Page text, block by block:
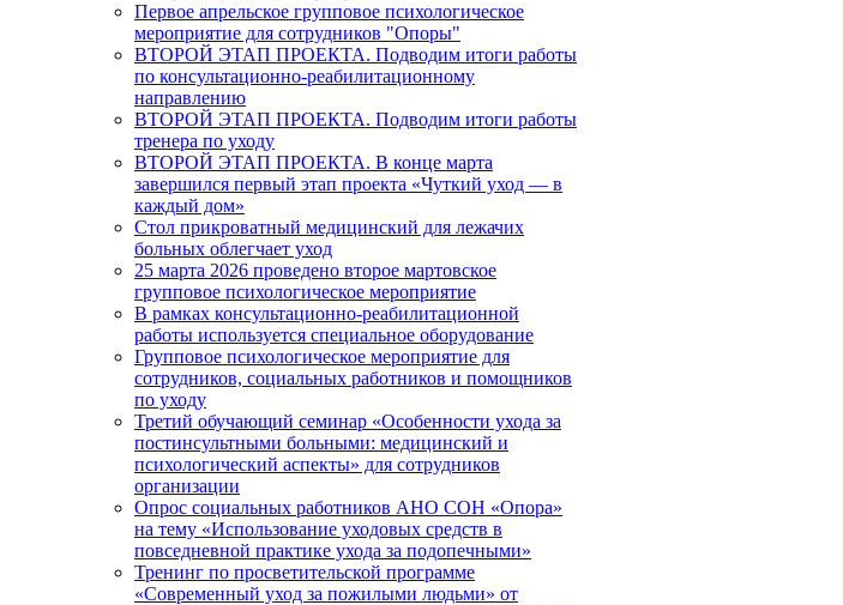
Первое апрельское групповое психологическое
мероприятие для сотрудников "Опоры"
ВТОРОЙ ЭТАП ПРОЕКТА. Подводим итоги работы
по консультационно-реабилитационному
направлению
ВТОРОЙ ЭТАП ПРОЕКТА. Подводим итоги работы
тренера по уходу
ВТОРОЙ ЭТАП ПРОЕКТА. В конце марта
завершился первый этап проекта «Чуткий уход — в
каждый дом»
Стол прикроватный медицинский для лежачих
больных облегчает уход
25 марта 2026 проведено второе мартовское
групповое психологическое мероприятие
В рамках консультационно-реабилитационной
работы используется специальное оборудование
Групповое психологическое мероприятие для
сотрудников, социальных работников и помощников
по уходу
Третий обучающий семинар «Особенности ухода за
постинсультными больными: медицинский и
психологический аспекты» для сотрудников
организации
Опрос социальных работников АНО СОН «Опора»
на тему «Использование уходовых средств в
повседневной практике ухода за подопечными»
Тренинг по просветительской программе
«Современный уход за пожилыми людьми» от